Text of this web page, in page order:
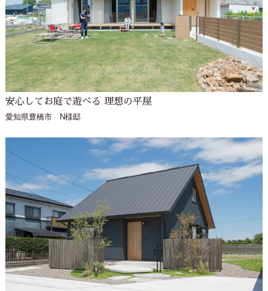
安心してお庭で遊べる 理想の平屋
愛知県豊橋市 N様邸